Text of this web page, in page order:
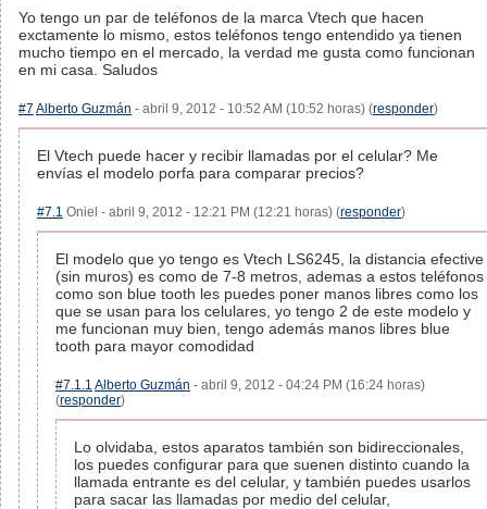
Yo tengo un par de teléfonos de la marca Vtech que hacen
exctamente lo mismo, estos teléfonos tengo entendido ya tienen
mucho tiempo en el mercado, la verdad me gusta como funcionan
en mi casa. Saludos
#7 Alberto Guzmán - abril 9, 2012 - 10:52 AM (10:52 horas) (responder)
El Vtech puede hacer y recibir llamadas por el celular? Me
envías el modelo porfa para comparar precios?
#7.1 Oniel - abril 9, 2012 - 12:21 PM (12:21 horas) (responder)
El modelo que yo tengo es Vtech LS6245, la distancia efective
(sin muros) es como de 7-8 metros, ademas a estos teléfonos
como son blue tooth les puedes poner manos libres como los
que se usan para los celulares, yo tengo 2 de este modelo y
me funcionan muy bien, tengo además manos libres blue
tooth para mayor comodidad
#7.1.1 Alberto Guzmán - abril 9, 2012 - 04:24 PM (16:24 horas)
(responder)
Lo olvidaba, estos aparatos también son bidireccionales,
los puedes configurar para que suenen distinto cuando la
llamada entrante es del celular, y también puedes usarlos
para sacar las llamadas por medio del celular,